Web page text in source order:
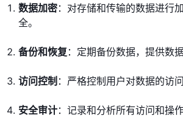
数据加密：对存储和传输的数据进行
全。
备份和恢复 ：定期备份数据，提供数
访问控制 ：严格控制用户对数据的访问
安全审计：记录和分析所有访问和操